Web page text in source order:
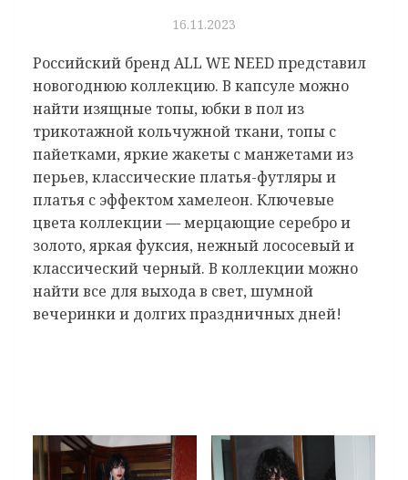
16.11.2023
Российский бренд ALL WE NEED представил
новогоднюю коллекцию. В капсуле можно
найти изящные топы, юбки в пол из
трикотажной кольчужной ткани, топы с
пайетками, яркие жакеты с манжетами из
перьев, классические платья-футляры и
платья с эффектом хамелеон. Ключевые
цвета коллекции –– мерцающие серебро и
золото, яркая фуксия, нежный лососевый и
классический черный. В коллекции можно
найти все для выхода в свет, шумной
вечеринки и долгих праздничных дней!